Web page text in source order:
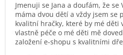
Jmenuji se Jana a doufám, že se
máma dvou dětí a vždy jsem se
kvalitní hračky, které by mé děti
vlastně péče o mé děti mě
založení e-shopu s kvalitními